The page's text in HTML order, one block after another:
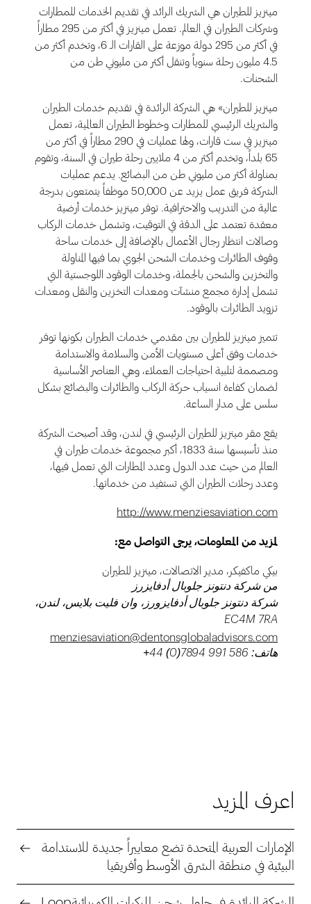
مينزيز للطيران هي الشريك الرائد في تقديم الخدمات للمطارات
وشركات الطيران في العالم. تعمل مينزيز في أكثر من 295 مطاراً
في أكثر من 295 دولة موزعة على القارات الـ 6، وتخدم أكثر من
4.5 مليون رحلة سنوياً وتنقل أكثر من مليوني طن من
الشحنات.
مينزيز للطيران» هي الشركة الرائدة في تقديم خدمات الطيران
والشريك الرئيسي للمطارات وخطوط الطيران العالمية، تعمل
مينزيز في ست قارات، ولها عمليات في 290 مطاراً في أكثر من
65 بلداً، وتخدم أكثر من 4 ملايين رحلة طيران في السنة، وتقوم
بمناولة أكثر من مليوني طن من البضائع. يدعم عمليات
الشركة فريق عمل يزيد عن 50,000 موظفاً يتمتعون بدرجة
عالية من التدريب والاحترافية. توفر مينزيز خدمات أرضية
معقدة تعتمد على الدقة في التوقيت، وتشمل خدمات الركاب
وصالات انتظار رجال الأعمال بالإضافة إلى خدمات ساحة
وقوف الطائرات وخدمات الشحن الجوي بما فيها المناولة
والتخزين والشحن بالجملة، وخدمات الوقود اللوجستية التي
تشمل إدارة مجمع منشآت ومعدات التخزين والنقل ومعدات
تزويد الطائرات بالوقود.
تتميز مينزيز للطيران بين مقدمي خدمات الطيران بكونها توفر
خدمات وفق أعلى مستويات الأمن والسلامة والاستدامة
ومصممة لتلبية احتياجات العملاء، وهي العناصر الأساسية
لضمان كفاءة انسياب حركة الركاب والطائرات والبضائع بشكل
سلس على مدار الساعة.
يقع مقر مينزيز للطيران الرئيسي في لندن، وقد أصبحت الشركة
منذ تأسيسها سنة 1833، أكبر مجموعة خدمات طيران في
العالم من حيث عدد الدول وعدد المطارات التي تعمل فيها،
وعدد رحلات الطيران التي تستفيد من خدماتها.
http://www.menziesaviation.com
لمزيد من المعلومات، يرجى التواصل مع:
بيكي ماكفيكر، مدير الاتصالات، مينزيز للطيران
من شركة دنتونز جلوبال أدفايزرز
شركة دنتونز جلوبال أدفايزورز، وان فليت بلايس، لندن،
EC4M 7RA
menziesaviation@dentonsglobaladvisors.com
هاتف: 586 991 7894(0) 44+
اعرف المزيد
الإمارات العربية المتحدة تضع معاييراً جديدة للاستدامة
البيئية في منطقة الشرق الأوسط وأفريقيا